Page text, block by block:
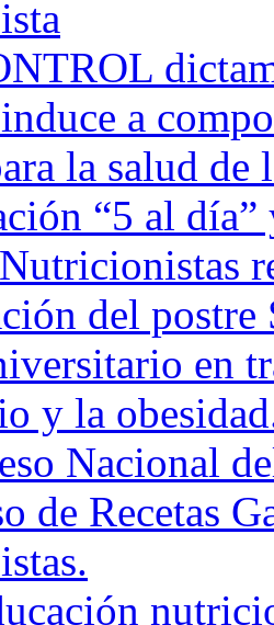
a
la salud de
“5 al
del postre
en
y la
Nacional
de Recetas